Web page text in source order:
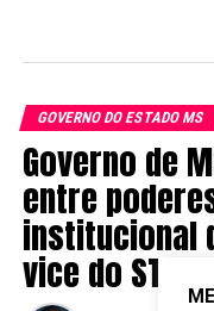
GOVERNO DO ESTADO MS
Governo de
entre
institucional
vice do STF